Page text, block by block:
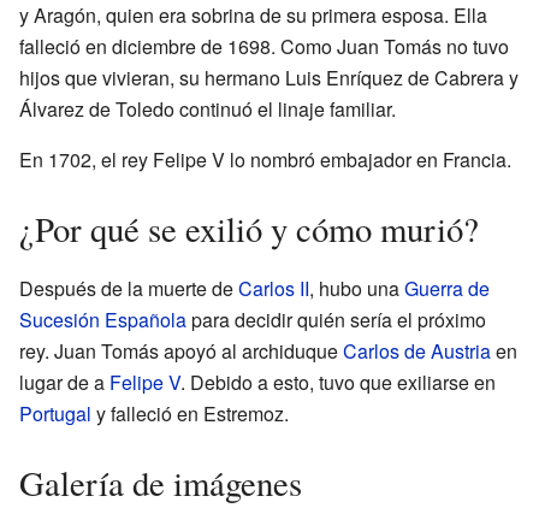
y Aragón, quien era sobrina de su primera esposa. Ella
falleció en diciembre de 1698. Como Juan Tomás no tuvo
hijos que vivieran, su hermano Luis Enríquez de Cabrera y
Álvarez de Toledo continuó el linaje familiar.
En 1702, el rey Felipe V lo nombró embajador en Francia.
¿Por qué se exilió y cómo murió?
Después de la muerte deCarlos II, hubo unaGuerra de
Sucesión Españolapara decidir quién sería el próximo
rey. Juan Tomás apoyó al archiduqueCarlos de Austriaen
lugar de a Felipe V. Debido a esto, tuvo que exiliarse en
Portugal y falleció en Estremoz.
Galería de imágenes